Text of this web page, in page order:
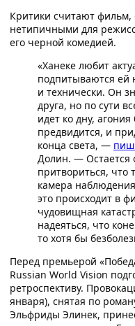
Критики считают фильм,
нетипичными для
его черной комедией.
«Ханеке любит
подпитываются ей
и технически. Он
друга, но по сути
идет ко дну,
предвидится, и
конца света, —
Долин. — Остается
притвориться, что
камера
это происходит в
чудовищная
надеяться, что
то хотя бы
Перед премьерой
Russian World Vision
ретроспективу.
января), снятая по
Эльфриды Элинек,